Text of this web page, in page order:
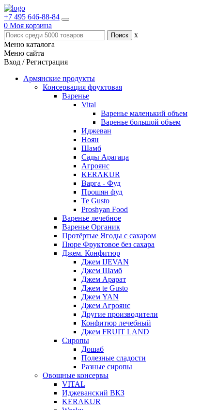
+7 495 646-88-84
0 Моя корзина
x
Меню каталога
Меню сайта
Вход / Регистрация
Армянские продукты
Консервация фруктовая
Варенье
Vital
Варенье маленький объем
Варенье большой объем
Иджеван
Ноян
Шамб
Сады Арагаца
Агроянс
KERAKUR
Варга - Фуд
Прошян фуд
Te Gusto
Proshyan Food
Варенье лечебное
Варенье Органик
Протёртые Ягоды с сахаром
Пюре Фруктовое без сахара
Джем. Конфитюр
Джем IJEVAN
Джем Шамб
Джем Арарат
Джем te Gusto
Джем YAN
Джем Агроянс
Другие производители
Конфитюр лечебный
Джем FRUIT LAND
Сиропы
Дошаб
Полезные сладости
Разные сиропы
Овощные консервы
VITAL
Иджеванский ВКЗ
KERAKUR